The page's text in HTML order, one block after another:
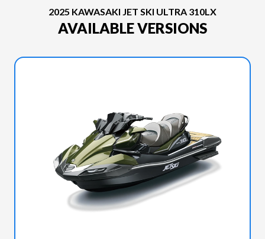
2025 KAWASAKI JET SKI ULTRA 310LX
AVAILABLE VERSIONS